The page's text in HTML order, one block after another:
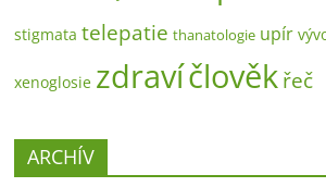
stigmata telepatie thanatologie upír
xenoglosie zdravíčlověkřeč
ARCHÍV